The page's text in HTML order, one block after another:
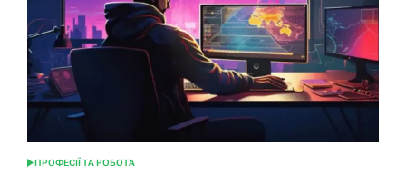
ОПУБЛІКУВАТИ
ПРОФЕСІЇ ТА РОБОТА